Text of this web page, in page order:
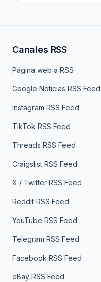
Canales RSS
Página web a RSS
Google Noticias RSS Feed
Instagram RSS Feed
TikTok RSS Feed
Threads RSS Feed
Craigslist RSS Feed
X / Twitter RSS Feed
Reddit RSS Feed
YouTube RSS Feed
Telegram RSS Feed
Facebook RSS Feed
eBay RSS Feed